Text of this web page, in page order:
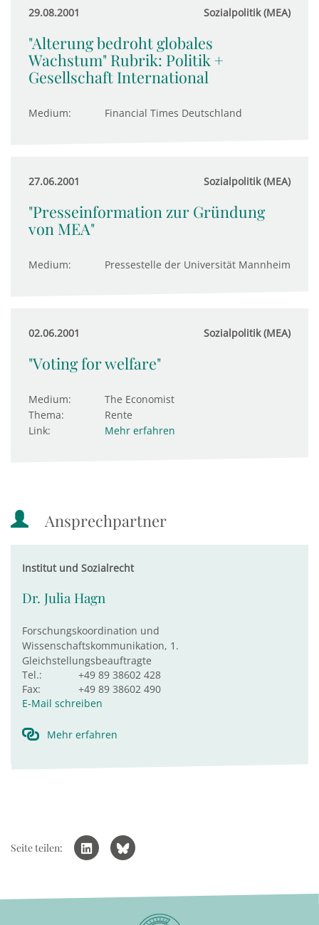
29.08.2001 Sozialpolitik (MEA)
"Alterung bedroht globales
Wachstum" Rubrik: Politik +
Gesellschaft International
Medium: Financial Times Deutschland
27.06.2001 Sozialpolitik (MEA)
"Presseinformation zur Gründung
von MEA"
Medium: Pressestelle der Universität Mannheim
02.06.2001 Sozialpolitik (MEA)
"Voting for welfare"
Medium:
The Economist
Thema:
Rente
Link:
Mehr erfahren
Ansprechpartner
Institut und Sozialrecht
Dr. Julia Hagn
Forschungskoordination und
Wissenschaftskommunikation, 1.
Gleichstellungsbeauftragte
Tel.:
+49 89 38602 428
Fax:
+49 89 38602 490
E-Mail schreiben
Mehr erfahren
Seite teilen: